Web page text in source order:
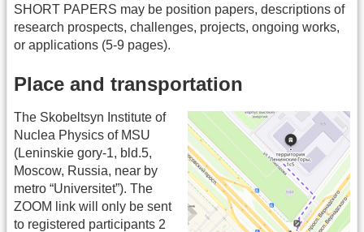
SHORT PAPERS may be position papers, descriptions of
research prospects, challenges, projects, ongoing works,
or applications (5-9 pages).
Place and transportation
The Skobeltsyn Institute of
Nuclea Physics of MSU
(Leninskie gory-1, bld.5,
Moscow, Russia, near by
metro “Universitet”). The
ZOOM link will only be sent
to registered participants 2